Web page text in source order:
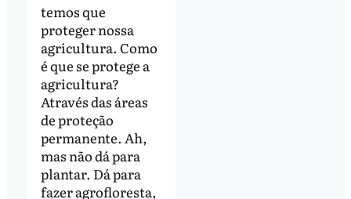
temos que
proteger nossa
agricultura. Como
é que se protege a
agricultura?
Através das áreas
de proteção
permanente. Ah,
mas não dá para
plantar. Dá para
fazer agrofloresta,